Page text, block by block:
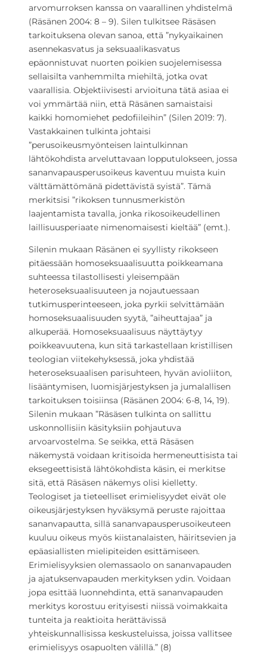
arvomurroksen kanssa on vaarallinen yhdistelmä
(Räsänen 2004: 8 – 9). Silen tulkitsee Räsäsen
tarkoituksena olevan sanoa, että ”nykyaikainen
asennekasvatus ja seksuaalikasvatus
epäonnistuvat nuorten poikien suojelemisessa
sellaisilta vanhemmilta miehiltä, jotka ovat
vaarallisia. Objektiivisesti arvioituna tätä asiaa ei
voi ymmärtää niin, että Räsänen samaistaisi
kaikki homomiehet pedofiileihin” (Silen 2019: 7).
Vastakkainen tulkinta johtaisi
”perusoikeusmyönteisen laintulkinnan
lähtökohdista arveluttavaan lopputulokseen, jossa
sananvapausperusoikeus kaventuu muista kuin
välttämättömänä pidettävistä syistä”. Tämä
merkitsisi ”rikoksen tunnusmerkistön
laajentamista tavalla, jonka rikosoikeudellinen
laillisuusperiaate nimenomaisesti kieltää” (emt.).
Silenin mukaan Räsänen ei syyllisty rikokseen
pitäessään homoseksuaalisuutta poikkeamana
suhteessa tilastollisesti yleisempään
heteroseksuaalisuuteen ja nojautuessaan
tutkimusperinteeseen, joka pyrkii selvittämään
homoseksuaalisuuden syytä, ”aiheuttajaa” ja
alkuperää. Homoseksuaalisuus näyttäytyy
poikkeavuutena, kun sitä tarkastellaan kristillisen
teologian viitekehyksessä, joka yhdistää
heteroseksuaalisen parisuhteen, hyvän avioliiton,
lisääntymisen, luomisjärjestyksen ja jumalallisen
tarkoituksen toisiinsa (Räsänen 2004: 6-8, 14, 19).
Silenin mukaan ”Räsäsen tulkinta on sallittu
uskonnollisiin käsityksiin pohjautuva
arvoarvostelma. Se seikka, että Räsäsen
näkemystä voidaan kritisoida hermeneuttisista tai
eksegeettisistä lähtökohdista käsin, ei merkitse
sitä, että Räsäsen näkemys olisi kielletty.
Teologiset ja tieteelliset erimielisyydet eivät ole
oikeusjärjestyksen hyväksymä peruste rajoittaa
sananvapautta, sillä sananvapausperusoikeuteen
kuuluu oikeus myös kiistanalaisten, häiritsevien ja
epäasiallisten mielipiteiden esittämiseen.
Erimielisyyksien olemassaolo on sananvapauden
ja ajatuksenvapauden merkityksen ydin. Voidaan
jopa esittää luonnehdinta, että sananvapauden
merkitys korostuu erityisesti niissä voimakkaita
tunteita ja reaktioita herättävissä
yhteiskunnallisissa keskusteluissa, joissa vallitsee
erimielisyys osapuolten välillä.” (8)